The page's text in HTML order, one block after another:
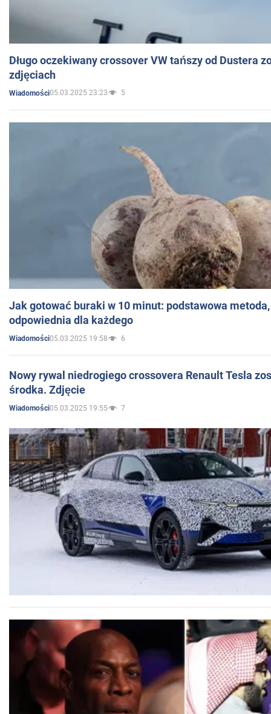
Długo oczekiwany crossover VW tańszy od Dustera
zdjęciach
Wiadomości05.03.2025 23:23 5
Jak gotować buraki w 10 minut: podstawowa
odpowiednia dla każdego
Wiadomości05.03.2025 19:58 6
Nowy rywal niedrogiego crossovera Renault Tesla
środka. Zdjęcie
Wiadomości05.03.2025 19:55 7